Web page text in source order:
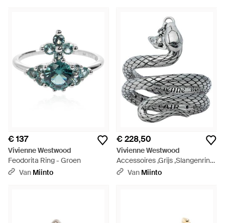
€ 137
Vivienne Westwood
Feodorita Ring - Groen
Van Miinto
€ 228,50
Vivienne Westwood
Accessoires ,Grijs ,Slangenring
- Metallic
Van Miinto